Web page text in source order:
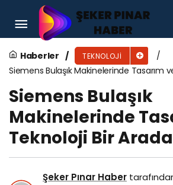
Haberler TEKNOLOJI
Siemens Bulaşık Makinelerinde Tasarım
Siemens Bulaşık
Makinelerinde
Teknoloji Bir Arada
Şeker Pınar Haber
Isparta’da Dijital Eşitliğe Destek:
Bilgisayar Kamu Kurumları ve